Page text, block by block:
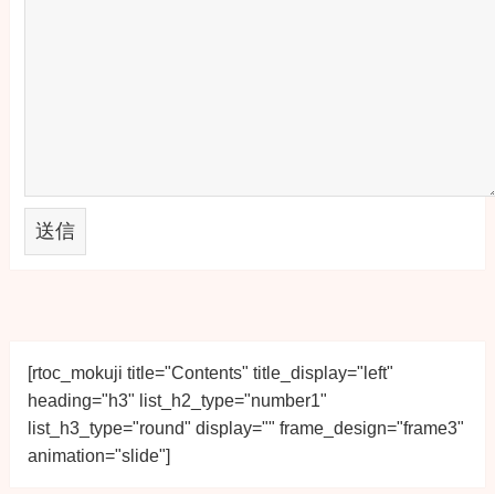
[rtoc_mokuji title="Contents" title_display="left"
heading="h3" list_h2_type="number1"
list_h3_type="round" display="" frame_design="frame3"
animation="slide"]